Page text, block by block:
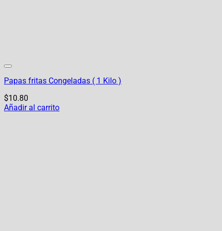
Papas fritas Congeladas ( 1 Kilo )
$10.80
Añadir al carrito